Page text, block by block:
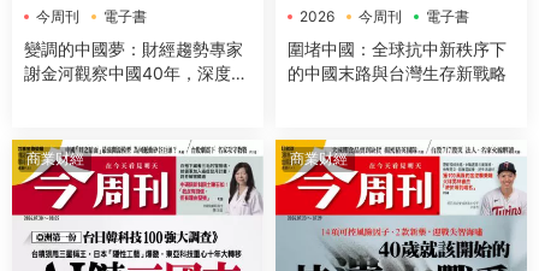
今周刊 電子書
變調的中國夢：財經趨勢專家
謝金河觀察中國40年，深度解
2026 今周刊 電子書
圍堵中國：全球抗中新秩序下
的中國末路與台灣生存新戰略
商業财經 商業财經